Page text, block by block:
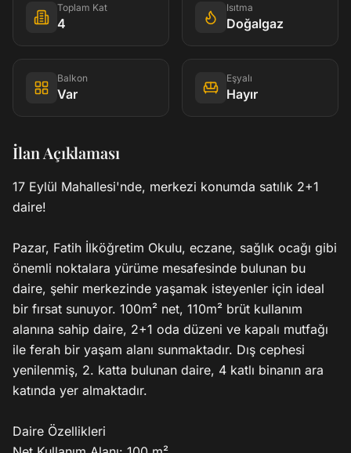
Toplam Kat
4
Isıtma
Doğalgaz
Balkon
Var
Eşyalı
Hayır
İlan Açıklaması
17 Eylül Mahallesi'nde, merkezi konumda satılık 2+1
daire!
Pazar, Fatih İlköğretim Okulu, eczane, sağlık ocağı gibi
önemli noktalara yürüme mesafesinde bulunan bu
daire, şehir merkezinde yaşamak isteyenler için ideal
bir fırsat sunuyor. 100m² net, 110m² brüt kullanım
alanına sahip daire, 2+1 oda düzeni ve kapalı mutfağı
ile ferah bir yaşam alanı sunmaktadır. Dış cephesi
yenilenmiş, 2. katta bulunan daire, 4 katlı binanın ara
katında yer almaktadır.
Daire Özellikleri